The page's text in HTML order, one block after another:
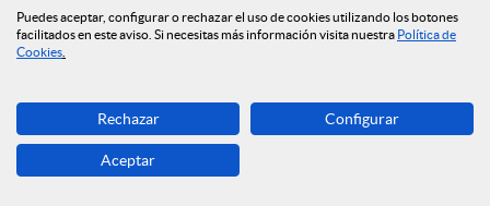
presentación de la Corporación, que es el Pleno.
destacan: intervenir como árbitro de equidad en litigios;
crear o administrar entidades impulsoras del desarrollo
económico; potenciar la exportación; estimular la
investigación; participar en sociedades de desarrollo;
Puedes aceptar, configurar o rechazar el uso de cookies utilizando los botones
facilitados en este aviso. Si necesitas más información visita nuestra Política de
Cookies
Rechazar Configurar
Aceptar